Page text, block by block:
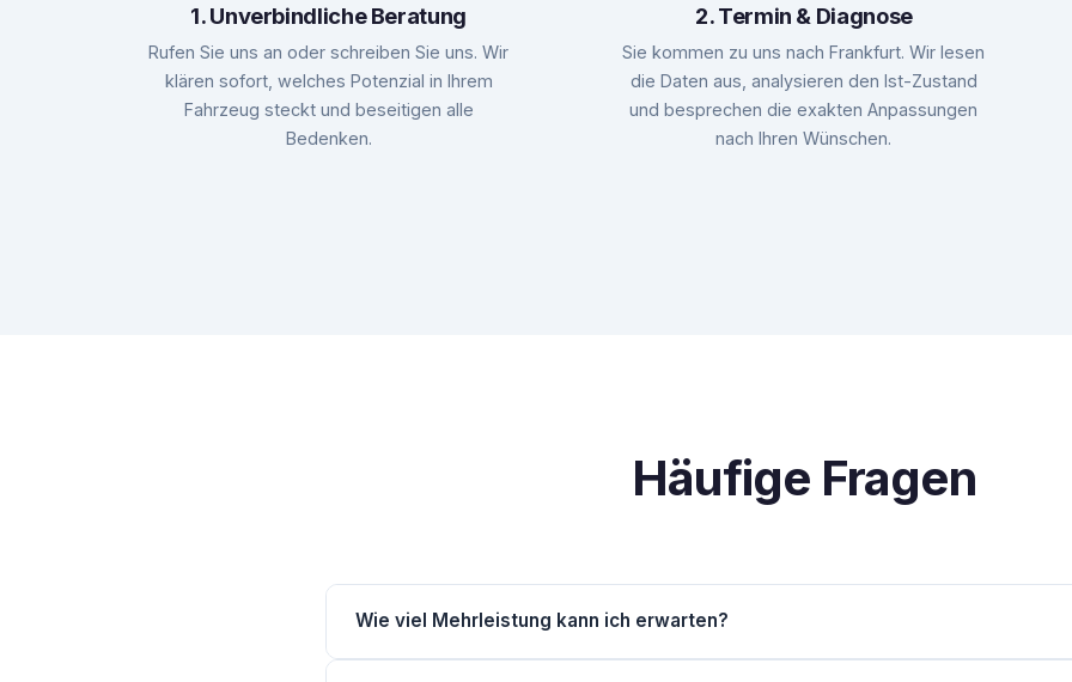
1. Unverbindliche Beratung
Rufen Sie uns an oder schreiben Sie uns. Wir
klären sofort, welches Potenzial in Ihrem
Fahrzeug steckt und beseitigen alle
Bedenken.
2. Termin & Diagnose
Sie kommen zu uns nach Frankfurt. Wir lesen
die Daten aus, analysieren den Ist-Zustand
und besprechen die exakten Anpassungen
nach Ihren Wünschen.
Häufige Fragen
Wie viel Mehrleistung kann ich erwarten?